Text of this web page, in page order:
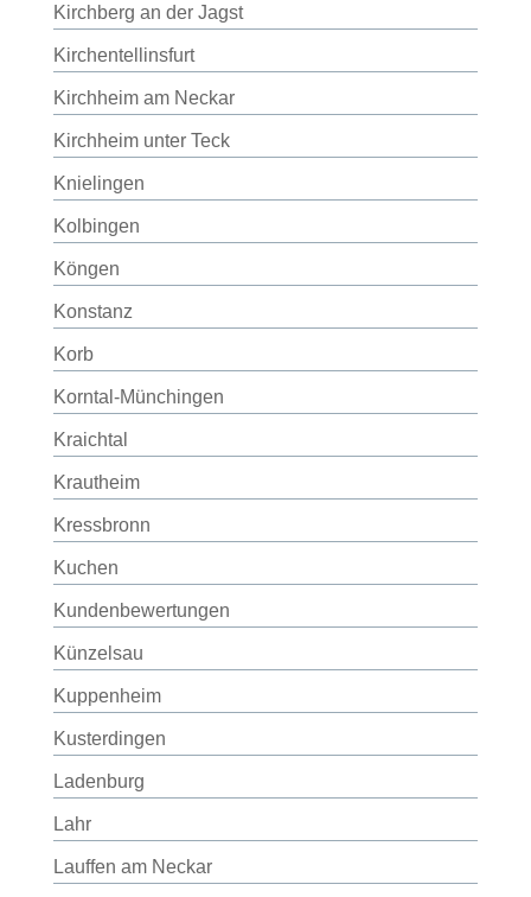
Kirchberg an der Jagst
Kirchentellinsfurt
Kirchheim am Neckar
Kirchheim unter Teck
Knielingen
Kolbingen
Köngen
Konstanz
Korb
Korntal-Münchingen
Kraichtal
Krautheim
Kressbronn
Kuchen
Kundenbewertungen
Künzelsau
Kuppenheim
Kusterdingen
Ladenburg
Lahr
Lauffen am Neckar